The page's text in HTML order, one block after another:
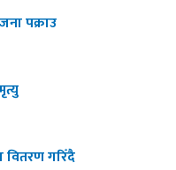
पक्राउ
गरिँदै